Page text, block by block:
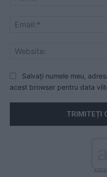
Salvați numele meu,
acest browser pentru data
-